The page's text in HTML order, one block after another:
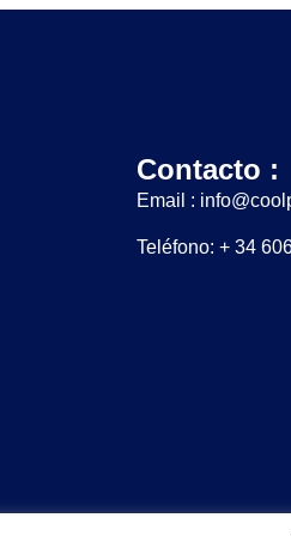
Contacto :
Email :
Teléfono: + 34